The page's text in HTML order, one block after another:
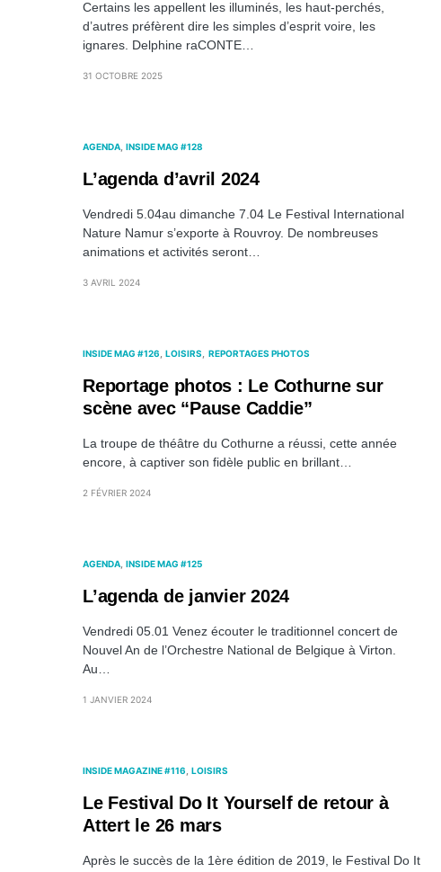
Certains les appellent les illuminés, les haut-perchés,
d’autres préfèrent dire les simples d’esprit voire, les
ignares. Delphine raCONTE…
31 OCTOBRE 2025
AGENDA INSIDE MAG #128
L’agenda d’avril 2024
Vendredi 5.04au dimanche 7.04 Le Festival International
Nature Namur s’exporte à Rouvroy. De nombreuses
animations et activités seront…
3 AVRIL 2024
INSIDE MAG #126 LOISIRS REPORTAGES PHOTOS
Reportage photos : Le Cothurne sur
scène avec “Pause Caddie”
La troupe de théâtre du Cothurne a réussi, cette année
encore, à captiver son fidèle public en brillant…
2 FÉVRIER 2024
AGENDA INSIDE MAG #125
L’agenda de janvier 2024
Vendredi 05.01 Venez écouter le traditionnel concert de
Nouvel An de l’Orchestre National de Belgique à Virton.
Au…
1 JANVIER 2024
INSIDE MAGAZINE #116 LOISIRS
Le Festival Do It Yourself de retour à
Attert le 26 mars
Après le succès de la 1ère édition de 2019, le Festival Do It